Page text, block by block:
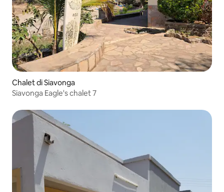
Chalet di Siavonga
Siavonga Eagle's chalet 7